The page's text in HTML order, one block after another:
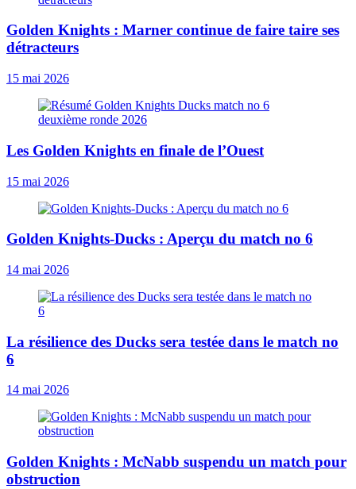
Golden Knights : Marner continue de faire taire ses
détracteurs
15 mai 2026
Les Golden Knights en finale de l’Ouest
15 mai 2026
Golden Knights-Ducks : Aperçu du match no 6
14 mai 2026
La résilience des Ducks sera testée dans le match no
6
14 mai 2026
Golden Knights : McNabb suspendu un match pour
obstruction